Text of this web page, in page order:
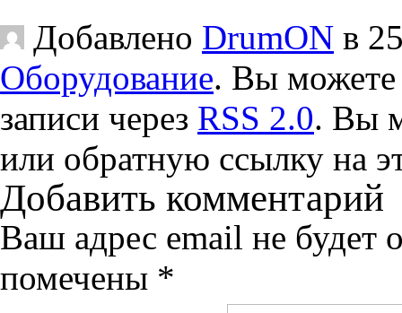
Добавлено DrumON в
Оборудование. Вы можете
записи через RSS 2.0. Вы
или обратную ссылку на
Добавить комментарий
Ваш адрес email не будет
помечены *